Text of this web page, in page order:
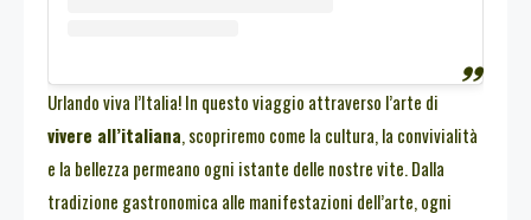
Urlando viva l’Italia! In questo viaggio attraverso l’arte di
vivere all’italiana, scopriremo come la cultura, la convivialità
e la bellezza permeano ogni istante delle nostre vite. Dalla
tradizione gastronomica alle manifestazioni dell’arte, ogni